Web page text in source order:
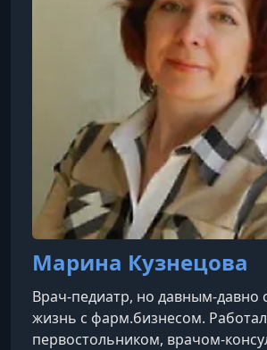
восстановлению здоровья,
Марина Кузнецова
Врач-педиатр, но давным-давно
жизнь с фарм.бизнесом.
первостольником, врачом-